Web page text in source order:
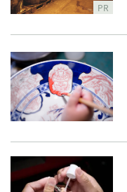
PR